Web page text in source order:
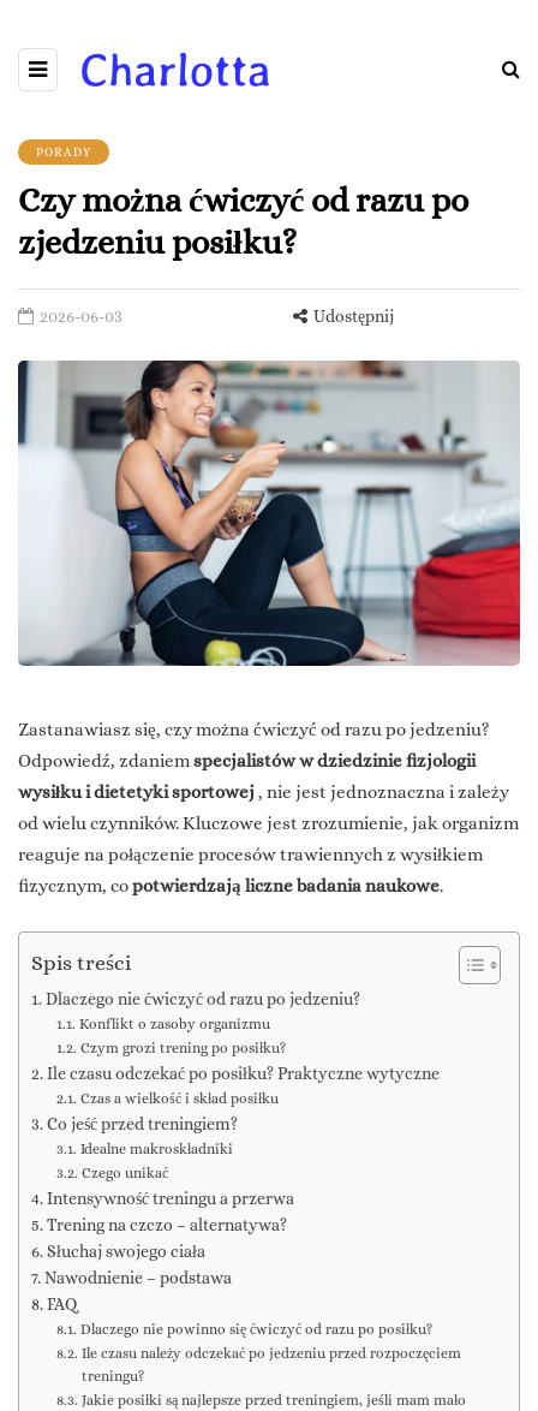
PORADY
Czy można ćwiczyć od razu po
zjedzeniu posiłku?
2026-06-03 Udostępnij
Zastanawiasz się, czy można ćwiczyć od razu po jedzeniu?
Odpowiedź, zdaniemspecjalistów w dziedzinie fizjologii
wysiłku i dietetyki sportowej , nie jest jednoznaczna i zależy
od wielu czynników. Kluczowe jest zrozumienie, jak organizm
reaguje na połączenie procesów trawiennych z wysiłkiem
fizycznym, copotwierdzają liczne badania naukowe.
Spis treści
Dlaczego nie ćwiczyć od razu po jedzeniu?
Konflikt o zasoby organizmu
Czym grozi trening po posiłku?
Ile czasu odczekać po posiłku? Praktyczne wytyczne
Czas a wielkość i skład posiłku
Co jeść przed treningiem?
Idealne makroskładniki
Czego unikać
Intensywność treningu a przerwa
Trening na czczo – alternatywa?
Słuchaj swojego ciała
Nawodnienie – podstawa
FAQ
Dlaczego nie powinno się ćwiczyć od razu po posiłku?
Ile czasu należy odczekać po jedzeniu przed rozpoczęciem
treningu?
Jakie posiłki są najlepsze przed treningiem, jeśli mam mało